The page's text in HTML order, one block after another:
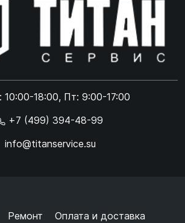
18:00, Пт: 9:00-17:00
+7 (499) 394-48-99
info@titanservice.su
Ремонт Оплата и доставка